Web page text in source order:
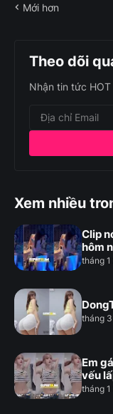
Mới hơn
Theo dõi
Nhận tin tức
Xem nhiều
Clip
hôm
tháng
tháng
Em
vếu
tháng 1